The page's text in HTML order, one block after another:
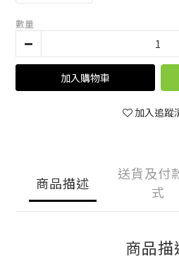
數量
加入購物車
加入追蹤
商品描述
送貨及付
式
商品描